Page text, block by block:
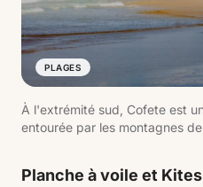
PLAGES
À l'extrémité sud, Cofete est
entourée par les montagnes
Planche à voile et